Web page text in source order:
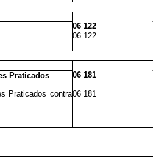
06 122
06 122
Praticados
06 181
Praticados contra06 181